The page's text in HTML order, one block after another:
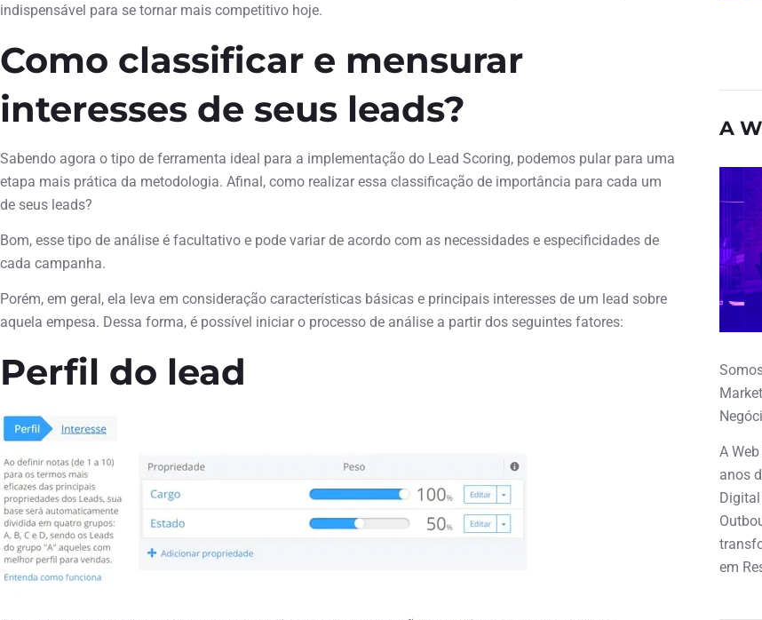
indispensável para se tornar mais competitivo hoje.
Como classificar e mensurar
interesses de seus leads?
Sabendo agora o tipo de ferramenta ideal para a implementação do Lead Scoring, podemos pular para uma
etapa mais prática da metodologia. Afinal, como realizar essa classificação de importância para cada um
de seus leads?
Bom, esse tipo de análise é facultativo e pode variar de acordo com as necessidades e especificidades de
cada campanha.
Porém, em geral, ela leva em consideração características básicas e principais interesses de um lead sobre
aquela empesa. Dessa forma, é possível iniciar o processo de análise a partir dos seguintes fatores:
Perfil do lead
A
A
anos
em